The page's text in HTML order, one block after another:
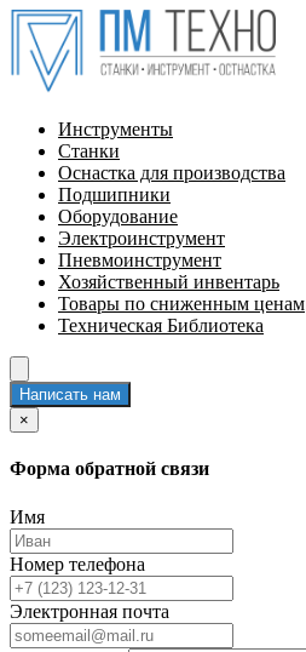
Инструменты
Станки
Оснастка для производства
Подшипники
Оборудование
Электроинструмент
Пневмоинструмент
Хозяйственный инвентарь
Товары по сниженным ценам
Техническая Библиотека
Написать нам
×
Форма обратной связи
Имя
Номер телефона
Электронная почта